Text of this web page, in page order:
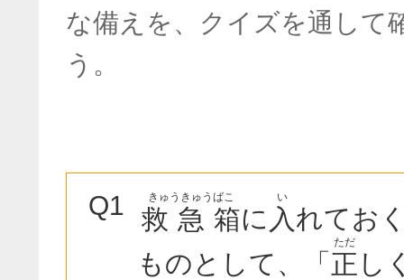
な備えを、クイズを通して
う。
Q1 救急箱
きゅうきゅうばこ
に 入
い
れてお
ものとして、「 正
ただ
し